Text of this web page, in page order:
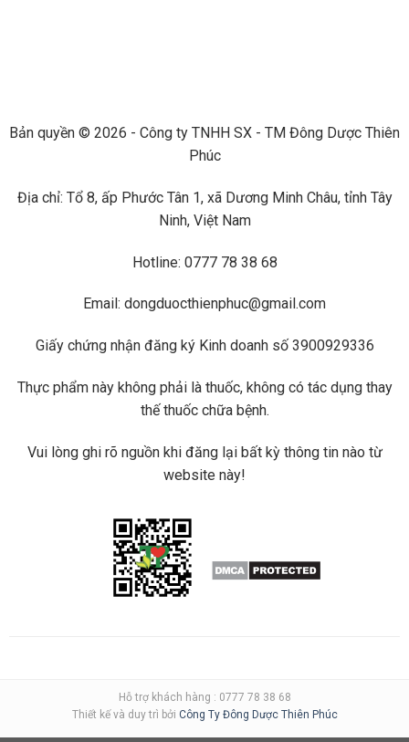
Bản quyền © 2026 - Công ty TNHH SX - TM Đông Dược Thiên
Phúc
Địa chỉ: Tổ 8, ấp Phước Tân 1, xã Dương Minh Châu, tỉnh Tây
Ninh, Việt Nam
Hotline: 0777 78 38 68
Email: dongduocthienphuc@gmail.com
Giấy chứng nhận đăng ký Kinh doanh số 3900929336
Thực phẩm này không phải là thuốc, không có tác dụng thay
thế thuốc chữa bệnh.
Vui lòng ghi rõ nguồn khi đăng lại bất kỳ thông tin nào từ
website này!
Hỗ trợ khách hàng : 0777 78 38 68
Thiết kế và duy trì bởi Công Ty Đông Dược Thiên Phúc